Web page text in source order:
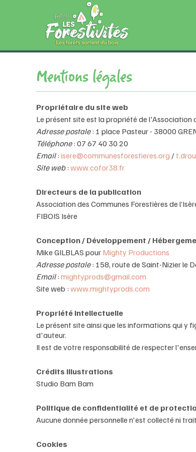
Mentions légales
Propriétaire du site web
Le présent site est la propriété de l'Association
Adresse postale: 1 place Pasteur - 38000
Téléphone: 07 67 40 30 20
Email: isere@communesforestieres.org /
Site web: www.cofor38.fr
Directeurs de la publication
Association des Communes Forestières de
FIBOIS Isère
Conception / Développement /
Mike GILBLAS pour Mighty Productions
Adresse postale: 158, route de Saint-Nizier le
Email: mightyprods@gmail.com
Site web : www.mightyprods.com
Propriété intellectuelle
Le présent site ainsi que les informations qui y
d'auteur.
Il est de votre responsabilité de respecter
Crédits illustrations
Studio Bam Bam
Politique de confidentialité et de
Aucune donnée personnelle n'est collecté ni
Cookies